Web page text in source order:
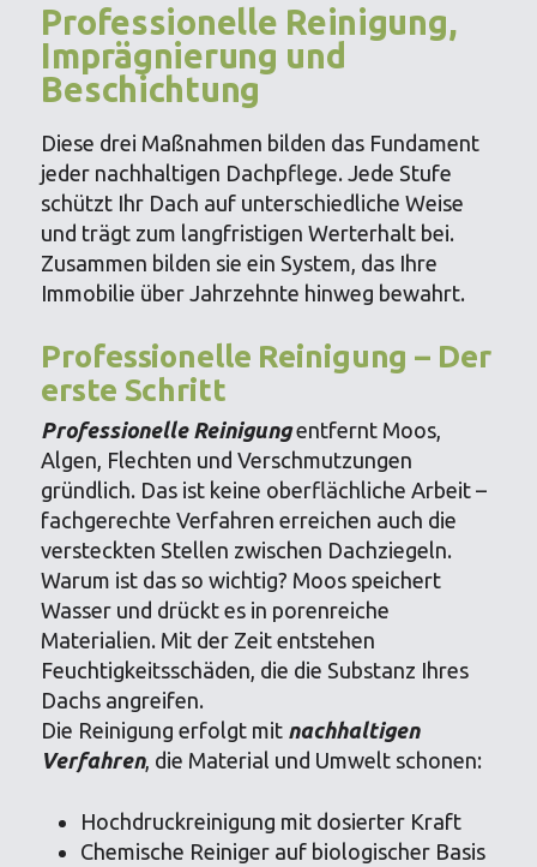
Professionelle Reinigung,
Imprägnierung und
Beschichtung
Diese drei Maßnahmen bilden das Fundament
jeder nachhaltigen Dachpflege. Jede Stufe
schützt Ihr Dach auf unterschiedliche Weise
und trägt zum langfristigen Werterhalt bei.
Zusammen bilden sie ein System, das Ihre
Immobilie über Jahrzehnte hinweg bewahrt.
Professionelle Reinigung – Der
erste Schritt
Professionelle Reinigungentfernt Moos,
Algen, Flechten und Verschmutzungen
gründlich. Das ist keine oberflächliche Arbeit –
fachgerechte Verfahren erreichen auch die
versteckten Stellen zwischen Dachziegeln.
Warum ist das so wichtig? Moos speichert
Wasser und drückt es in porenreiche
Materialien. Mit der Zeit entstehen
Feuchtigkeitsschäden, die die Substanz Ihres
Dachs angreifen.
Die Reinigung erfolgt mit nachhaltigen
Verfahren, die Material und Umwelt schonen:
Hochdruckreinigung mit dosierter Kraft
Chemische Reiniger auf biologischer Basis